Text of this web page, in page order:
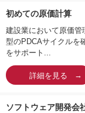
初めての原価計算
建設業において原価管
型のPDCAサイクルを
をサポート...
詳細を見る
ソフトウェア開発会